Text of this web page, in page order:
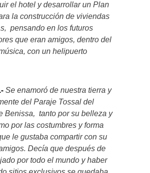
el hotel y desarrollar un Plan
la construcción de viviendas
pensando en los futuros
que eran amigos, dentro del
con un helipuerto
Se enamoró de nuestra tierra y
del Paraje Tossal del
Benissa, tanto por su belleza y
por las costumbres y forma
le gustaba compartir con su
Decía que después de
por todo el mundo y haber